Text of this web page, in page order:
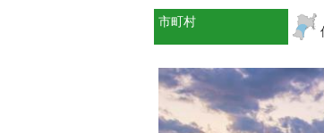
市町村